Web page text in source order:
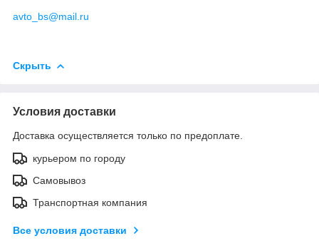
avto_bs@mail.ru
Скрыть
Условия доставки
Доставка осуществляется только по предоплате.
курьером по городу
Самовывоз
Транспортная компания
Все условия доставки